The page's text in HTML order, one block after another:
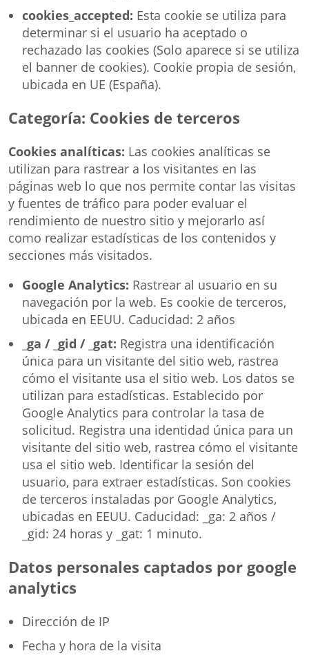
cookies_accepted: Esta cookie se utiliza para
determinar si el usuario ha aceptado o
rechazado las cookies (Solo aparece si se utiliza
el banner de cookies). Cookie propia de sesión,
ubicada en UE (España).
Categoría: Cookies de terceros
Cookies analíticas: Las cookies analíticas se
utilizan para rastrear a los visitantes en las
páginas web lo que nos permite contar las visitas
y fuentes de tráfico para poder evaluar el
rendimiento de nuestro sitio y mejorarlo así
como realizar estadísticas de los contenidos y
secciones más visitados.
Google Analytics: Rastrear al usuario en su
navegación por la web. Es cookie de terceros,
ubicada en EEUU. Caducidad: 2 años
_ga / _gid / _gat: Registra una identificación
única para un visitante del sitio web, rastrea
cómo el visitante usa el sitio web. Los datos se
utilizan para estadísticas. Establecido por
Google Analytics para controlar la tasa de
solicitud. Registra una identidad única para un
visitante del sitio web, rastrea cómo el visitante
usa el sitio web. Identificar la sesión del
usuario, para extraer estadísticas. Son cookies
de terceros instaladas por Google Analytics,
ubicadas en EEUU. Caducidad: _ga: 2 años /
_gid: 24 horas y _gat: 1 minuto.
Datos personales captados por google
analytics
Dirección de IP
Fecha y hora de la visita